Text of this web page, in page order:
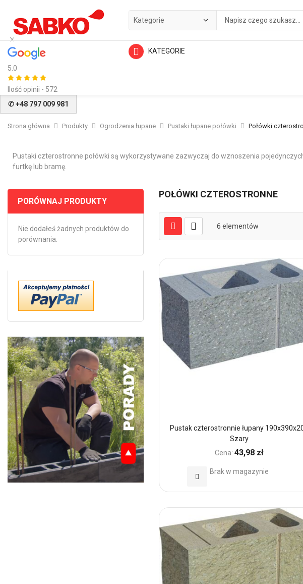
5.0
Ilość opinii - 572
KATEGORIE
✆ +48 797 009 981
Strona główna Produkty Ogrodzenia łupane Pustaki łupane połówki Połówki
Pustaki czterostronne połówki są wykorzystywane zazwyczaj do wznoszenia
furtkę lub bramę.
POŁÓWKI CZTEROSTRONNE
6 elementów
Pustak czterostronnie łupany
Szary
Cena: 43,98 zł
Brak w magazynie
Dodaj
Ulubionych
PORÓWNAJ PRODUKTY
Nie dodałeś żadnych produktów do
porównania.